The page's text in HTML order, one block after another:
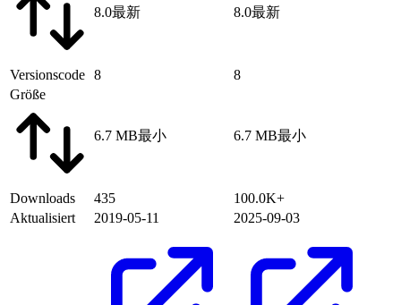
8.0最新 8.0最新
Versionscode 8
8
Größe
6.7 MB最小 6.7 MB最小
Downloads 435
100.0K+
Aktualisiert
2019-05-11 2025-09-03